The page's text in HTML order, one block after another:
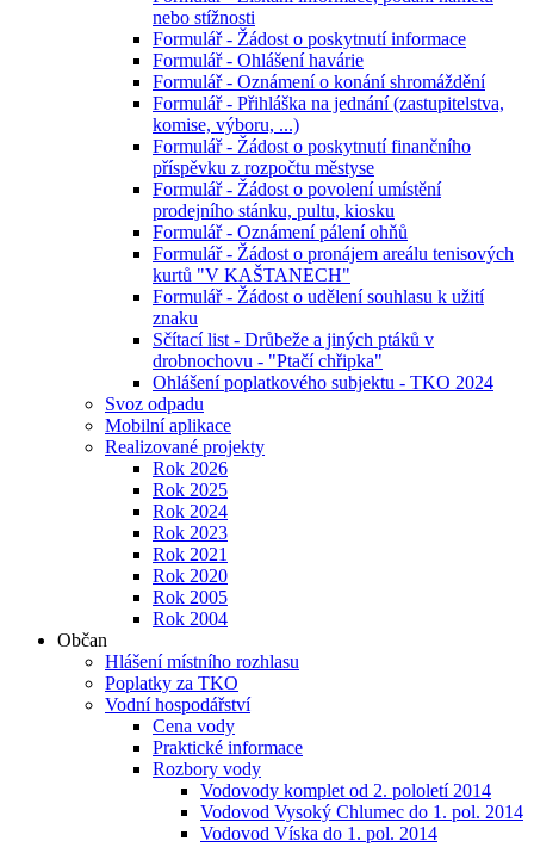
nebo stížnosti
Formulář - Žádost o poskytnutí informace
Formulář - Ohlášení havárie
Formulář - Oznámení o konání shromáždění
Formulář - Přihláška na jednání (zastupitelstva,
komise, výboru, ...)
Formulář - Žádost o poskytnutí finančního
příspěvku z rozpočtu městyse
Formulář - Žádost o povolení umístění
prodejního stánku, pultu, kiosku
Formulář - Oznámení pálení ohňů
Formulář - Žádost o pronájem areálu tenisových
kurtů "V KAŠTANECH"
Formulář - Žádost o udělení souhlasu k užití
znaku
Sčítací list - Drůbeže a jiných ptáků v
drobnochovu - "Ptačí chřipka"
Ohlášení poplatkového subjektu - TKO 2024
Svoz odpadu
Mobilní aplikace
Realizované projekty
Rok 2026
Rok 2025
Rok 2024
Rok 2023
Rok 2021
Rok 2020
Rok 2005
Rok 2004
Občan
Hlášení místního rozhlasu
Poplatky za TKO
Vodní hospodářství
Cena vody
Praktické informace
Rozbory vody
Vodovody komplet od 2. pololetí 2014
Vodovod Vysoký Chlumec do 1. pol. 2014
Vodovod Víska do 1. pol. 2014